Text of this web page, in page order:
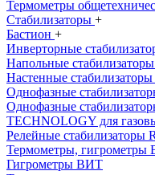
Термометры
Стабилизаторы +
Бастион +
Инверторные
Напольные
Настенные
Однофазные
Однофазные
TECHNOLOGY для
Релейные стабилизаторы
Термометры, гигрометры
Гигрометры ВИТ